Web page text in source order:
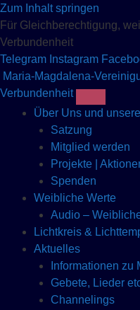
Zum Inhalt springen
Für Gleichberechtigung,
Verbundenheit
Telegram Instagram
Maria-Magdalena-
Verbundenheit
Über Uns und
Satzung
Mitglied werden
Projekte |
Spenden
Weibliche Werte
Audio –
Lichtkreis &
Aktuelles
Informationen zu
Gebete, Lieder
Channelings